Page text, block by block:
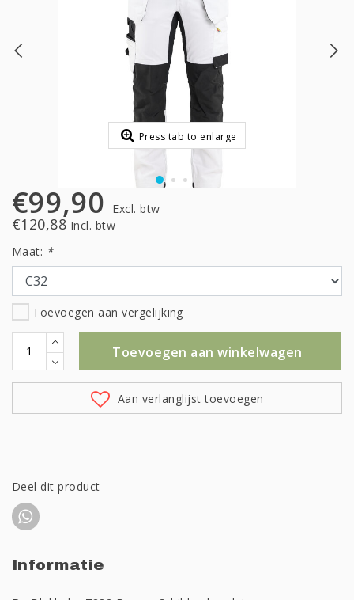
Press tab to enlarge
€99,90 Excl. btw
€120,88 Incl. btw
Maat: *
Toevoegen aan vergelijking
Toevoegen aan winkelwagen
Aan verlanglijst toevoegen
Deel dit product
Informatie